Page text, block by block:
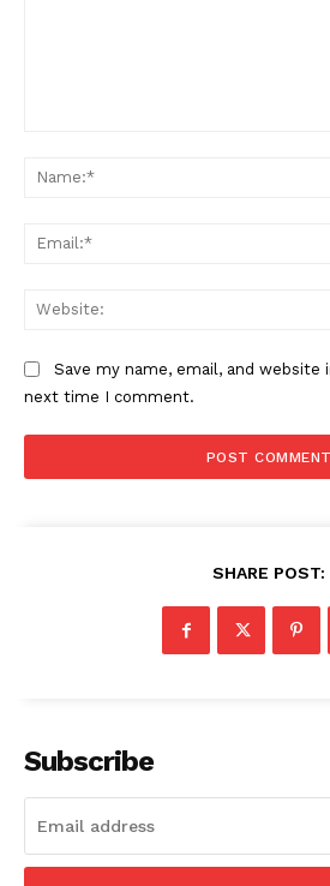
Save my name, email, and
next time I comment.
SHARE POST:
Subscribe